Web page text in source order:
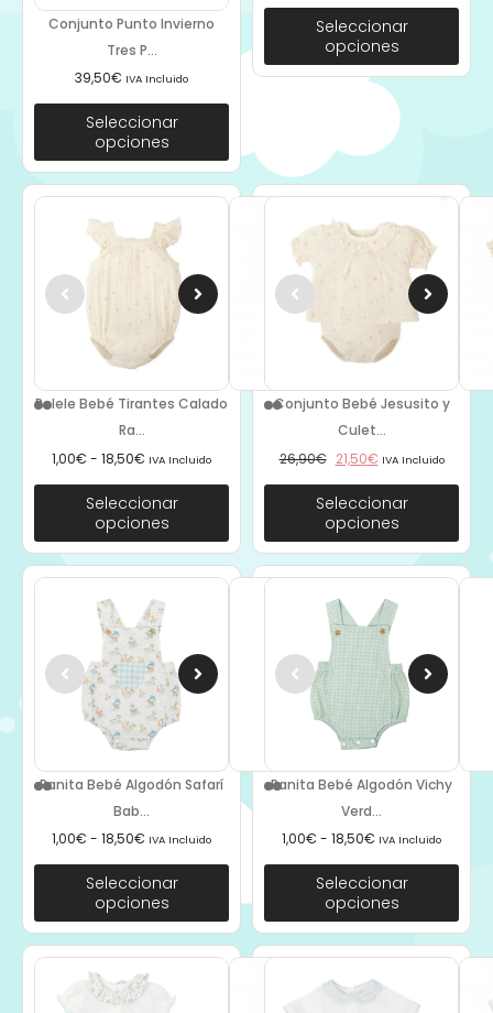
Conjunto Punto Invierno
Tres P...
39,50€ IVA Incluido
Seleccionar
opciones
Seleccionar
opciones
Pelele Bebé Tirantes Calado
Ra...
1,00€ - 18,50€ IVA Incluido
Seleccionar
opciones
Conjunto Bebé Jesusito y
Culet...
26,90€ 21,50€ IVA Incluido
Seleccionar
opciones
Ranita Bebé Algodón Safarí
Bab...
1,00€ - 18,50€ IVA Incluido
Seleccionar
opciones
Ranita Bebé Algodón Vichy
Verd...
1,00€ - 18,50€ IVA Incluido
Seleccionar
opciones